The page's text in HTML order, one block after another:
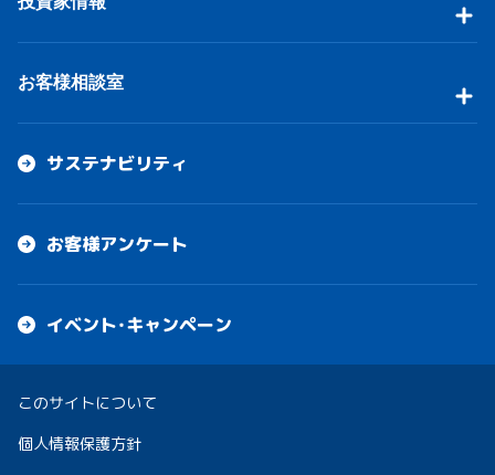
お客様相談室
サステナビリティ
お客様アンケート
イベント・キャンペーン
このサイトについて
個人情報保護方針